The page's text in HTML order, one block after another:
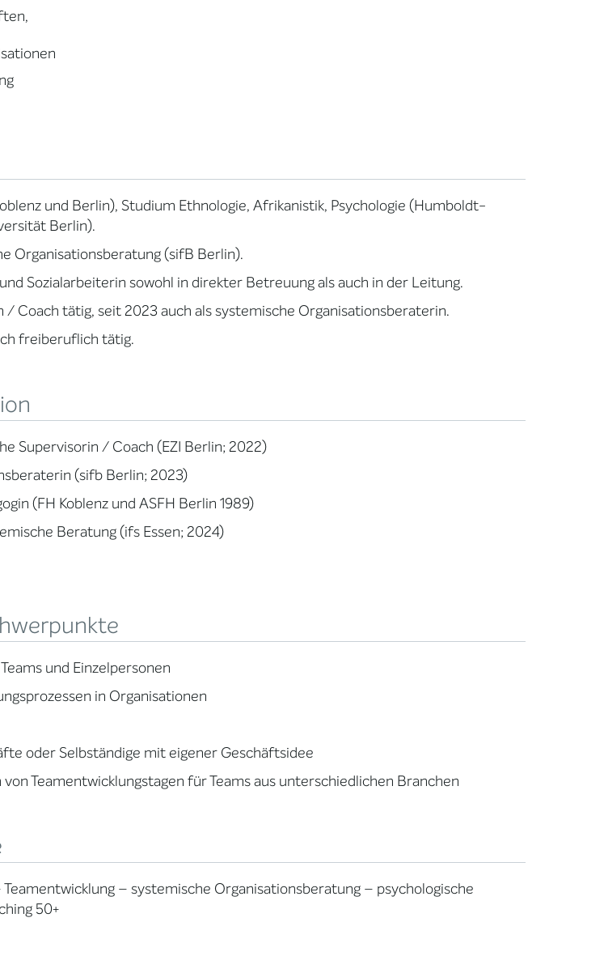
und Berlin), Studium Ethnologie, Afrikanistik, Psychologie (Humboldt-
Berlin).
Organisationsberatung (sifB Berlin).
Sozialarbeiterin sowohl in direkter Betreuung als auch in der Leitung.
/ Coach tätig, seit 2023 auch als systemische Organisationsberaterin.
freiberuflich tätig.
Supervisorin / Coach (EZI Berlin; 2022)
(sifb Berlin; 2023)
(FH Koblenz und ASFH Berlin 1989)
Beratung (ifs Essen; 2024)
und Einzelpersonen
in Organisationen
oder Selbständige mit eigener Geschäftsidee
Teamentwicklungstagen für Teams aus unterschiedlichen Branchen
– systemische Organisationsberatung – psychologische
50+